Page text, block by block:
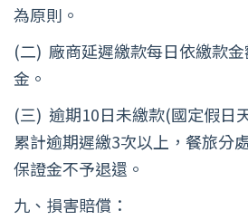
為原則。
(二) 廠商延遲繳款每日依繳款
金。
(三) 逾期10日未繳款(國定假日
累計逾期遲繳3次以上，餐旅分
保證金不予退還。
九、損害賠償：